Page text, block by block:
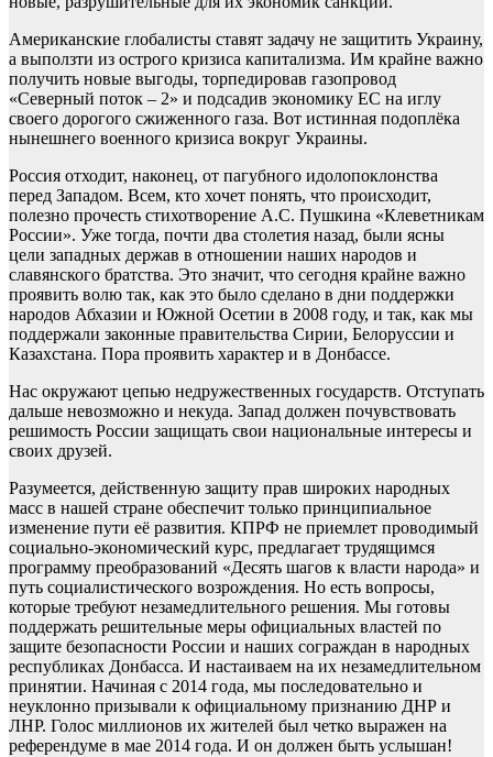
Американские глобалисты ставят задачу не защитить Украину,
а выползти из острого кризиса капитализма. Им крайне важно
получить новые выгоды, торпедировав газопровод
«Северный поток – 2» и подсадив экономику ЕС на иглу
своего дорогого сжиженного газа. Вот истинная подоплёка
нынешнего военного кризиса вокруг Украины.
Россия отходит, наконец, от пагубного идолопоклонства
перед Западом. Всем, кто хочет понять, что происходит,
полезно прочесть стихотворение А.С. Пушкина «Клеветникам
России». Уже тогда, почти два столетия назад, были ясны
цели западных держав в отношении наших народов и
славянского братства. Это значит, что сегодня крайне важно
проявить волю так, как это было сделано в дни поддержки
народов Абхазии и Южной Осетии в 2008 году, и так, как мы
поддержали законные правительства Сирии, Белоруссии и
Казахстана. Пора проявить характер и в Донбассе.
Нас окружают цепью недружественных государств. Отступать
дальше невозможно и некуда. Запад должен почувствовать
решимость России защищать свои национальные интересы и
своих друзей.
Разумеется, действенную защиту прав широких народных
масс в нашей стране обеспечит только принципиальное
изменение пути её развития. КПРФ не приемлет проводимый
социально-экономический курс, предлагает трудящимся
программу преобразований «Десять шагов к власти народа» и
путь социалистического возрождения. Но есть вопросы,
которые требуют незамедлительного решения. Мы готовы
поддержать решительные меры официальных властей по
защите безопасности России и наших сограждан в народных
республиках Донбасса. И настаиваем на их незамедлительном
принятии. Начиная с 2014 года, мы последовательно и
неуклонно призывали к официальному признанию ДНР и
ЛНР. Голос миллионов их жителей был четко выражен на
референдуме в мае 2014 года. И он должен быть услышан!